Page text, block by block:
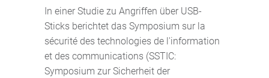
In einer Studie zu Angriffen über USB-
Sticks berichtet das Symposium sur la
sécurité des technologies de l'information
et des communications (SSTIC:
Symposium zur Sicherheit der